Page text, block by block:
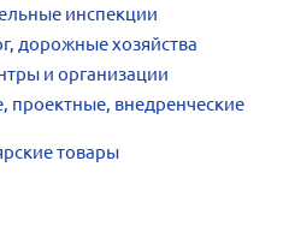
инспекции
дорожные хозяйства
и организации
проектные, внедренческие
товары